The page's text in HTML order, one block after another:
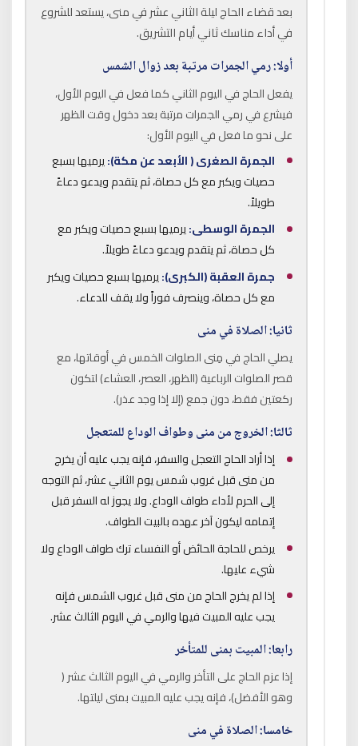
بعد قضاء الحاج ليلة الثاني عشر في منى، يستعد للشروع
في أداء مناسك ثاني أيام التشريق.
أولا: رمي الجمرات مرتبة بعد زوال الشمس
يفعل الحاج في اليوم الثاني كما فعل في اليوم الأول،
فيشرع في رمي الجمرات مرتبة بعد دخول وقت الظهر
على نحو ما فعل في اليوم الأول:
الجمرة الصغرى ( الأبعد عن مكة):يرميها بسبع
حصيات ويكبر مع كل حصاة، ثم يتقدم ويدعو دعاءً
طويلاً.
الجمرة الوسطى:يرميها بسبع حصيات ويكبر مع
كل حصاة، ثم يتقدم ويدعو دعاءً طويلاً.
جمرة العقبة (الكبرى):يرميها بسبع حصيات ويكبر
مع كل حصاة، وينصرف فوراً ولا يقف للدعاء.
ثانيا: الصلاة في منى
يصلي الحاج في مِنى الصلوات الخمس في أوقاتها، مع
قصر الصلوات الرباعية (الظهر، العصر، العشاء) لتكون
ركعتين فقط، دون جمع (إلا إذا وجد عذر).
ثالثا: الخروج من منى وطواف الوداع للمتعجل
إذا أراد الحاج التعجل والسفر، فإنه يجب عليه أن يخرج
من منى قبل غروب شمس يوم الثاني عشر، ثم التوجه
إلى الحرم لأداء طواف الوداع. ولا يجوز له السفر قبل
إتمامه ليكون آخر عهده بالبيت الطواف.
يرخص للحاجة الحائض أو النفساء ترك طواف الوداع ولا
شيء عليها.
إذا لم يخرج الحاج من منى قبل غروب الشمس فإنه
يجب عليه المبيت فيها والرمي في اليوم الثالث عشر.
رابعا: المبيت بمنى للمتأخر
إذا عزم الحاج على التأخر والرمي في اليوم الثالث عشر (
وهو الأفضل)، فإنه يجب عليه المبيت بمنى ليلتها.
خامسا: الصلاة في منى